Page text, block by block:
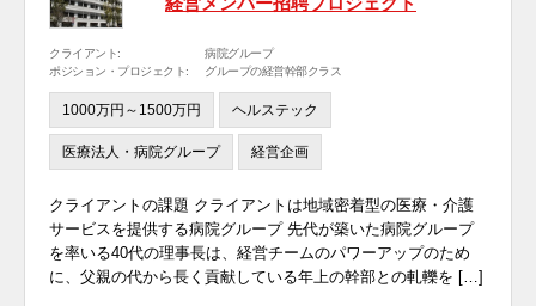
クライアント:
病院グループ
ポジション・プロジェクト:
グループの経営幹部クラス
1000万円～1500万円 ヘルステック
医療法人・病院グループ 経営企画
クライアントの課題 クライアントは地域密着型の医療・介護
サービスを提供する病院グループ 先代が築いた病院グループ
を率いる40代の理事長は、経営チームのパワーアップのため
に、父親の代から長く貢献している年上の幹部との軋轢を […]